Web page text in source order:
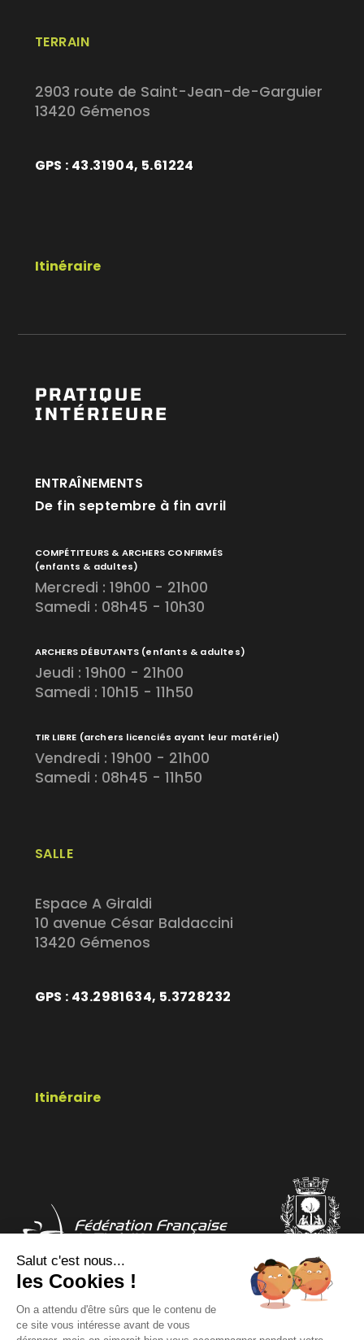
TERRAIN
2903 route de Saint-Jean-de-Garguier
13420 Gémenos
GPS : 43.31904, 5.61224
Itinéraire
PRATIQUE
INTÉRIEURE
SALLE
Espace A Giraldi
10 avenue César Baldaccini
13420 Gémenos
GPS : 43.2981634, 5.3728232
Itinéraire
ENTRAÎNEMENTS
De fin septembre à fin avril
COMPÉTITEURS & ARCHERS CONFIRMÉS
(enfants & adultes)
Mercredi : 19h00 - 21h00
Samedi : 08h45 - 10h30
ARCHERS DÉBUTANTS (enfants & adultes)
Jeudi : 19h00 - 21h00
Samedi : 10h15 - 11h50
TIR LIBRE (archers licenciés ayant leur matériel)
Vendredi : 19h00 - 21h00
Samedi : 08h45 - 11h50
COMITÉ DÉPARTEMENTAL COMITÉ RÉGIONAL
Salut c'est nous...
les Cookies !
On a attendu d'être sûrs que le contenu de
ce site vous intéresse avant de vous